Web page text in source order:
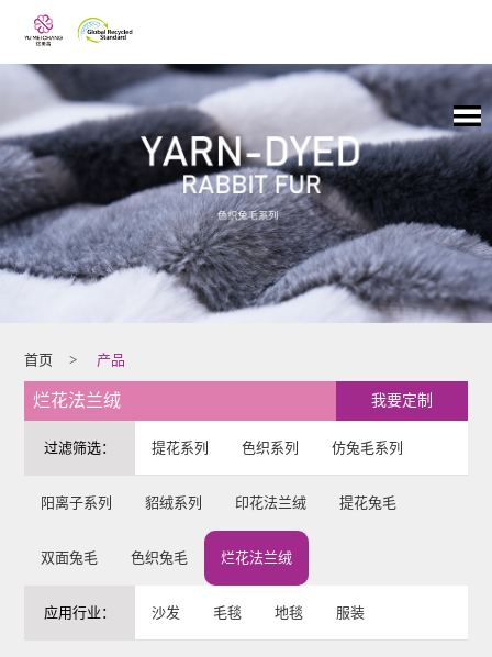
首页 > 产品
我要定制
烂花法兰绒
过滤筛选： 提花系列 色织系列 仿兔毛系列
阳离子系列 貂绒系列 印花法兰绒 提花兔毛
双面兔毛 色织兔毛 烂花法兰绒
应用行业： 沙发 毛毯 地毯 服装